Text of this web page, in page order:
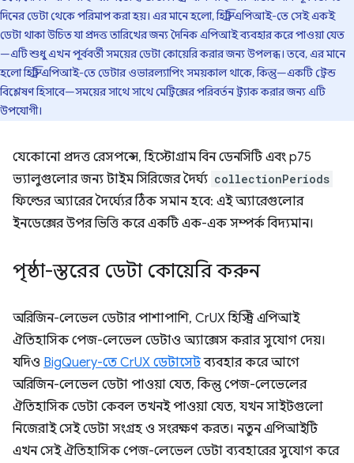
দিনের ডেটা থেকে পরিমাপ করা হয়। এর মানে হলো, হিস্ট্রি এপিআই-তে সেই একই
ডেটা থাকা উচিত যা প্রদত্ত তারিখের জন্য দৈনিক এপিআই ব্যবহার করে পাওয়া যেত
—এটি শুধু এখন পূর্ববর্তী সময়ের ডেটা কোয়েরি করার জন্য উপলব্ধ। তবে, এর মানে
হলো হিস্ট্রি এপিআই-তে ডেটার ওভারল্যাপিং সময়কাল থাকে, কিন্তু—একটি ট্রেন্ড
বিশ্লেষণ হিসাবে—সময়ের সাথে সাথে মেট্রিক্সের পরিবর্তন ট্র্যাক করার জন্য এটি
উপযোগী।
যেকোনো প্রদত্ত রেসপন্সে, হিস্টোগ্রাম বিন ডেনসিটি এবং p75
ভ্যালুগুলোর জন্য টাইম সিরিজের দৈর্ঘ্য collectionPeriods
ফিল্ডের অ্যারের দৈর্ঘ্যের ঠিক সমান হবে: এই অ্যারেগুলোর
ইনডেক্সের উপর ভিত্তি করে একটি এক-এক সম্পর্ক বিদ্যমান।
পৃষ্ঠা-স্তরের ডেটা কোয়েরি করুন
অরিজিন-লেভেল ডেটার পাশাপাশি, CrUX হিস্ট্রি এপিআই
ঐতিহাসিক পেজ-লেভেল ডেটাও অ্যাক্সেস করার সুযোগ দেয়।
যদিও BigQuery-তে CrUX ডেটাসেটব্যবহার করে আগে
অরিজিন-লেভেল ডেটা পাওয়া যেত, কিন্তু পেজ-লেভেলের
ঐতিহাসিক ডেটা কেবল তখনই পাওয়া যেত, যখন সাইটগুলো
নিজেরাই সেই ডেটা সংগ্রহ ও সংরক্ষণ করত। নতুন এপিআইটি
এখন সেই ঐতিহাসিক পেজ-লেভেল ডেটা ব্যবহারের সুযোগ করে